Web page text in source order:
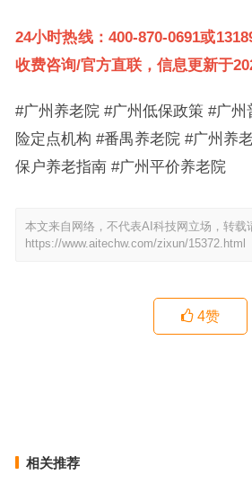
24小时热线：400-870-0691或
收费咨询/官方直联，信息更新于
#广州养老院 #广州低保政策 #广州
险定点机构 #番禺养老院 #广州养
保户养老指南 #广州平价养老院
本文来自网络，不代表AI科技网立场，转载
https://www.aitechw.com/zixun/15372.html
4赞
相关推荐